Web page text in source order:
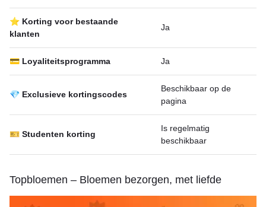
⭐ Korting voor bestaande
klanten
Ja
💳 Loyaliteitsprogramma Ja
💎 Exclusieve kortingscodes
Beschikbaar op de
pagina
🎫 Studenten korting
Is regelmatig
beschikbaar
Topbloemen – Bloemen bezorgen, met liefde